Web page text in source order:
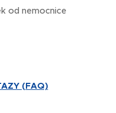
od nemocnice
(FAQ)